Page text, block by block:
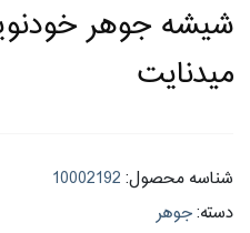
شیشه جوهر
میدنایت
شناسه محصول: 10002192
دسته:جوهر